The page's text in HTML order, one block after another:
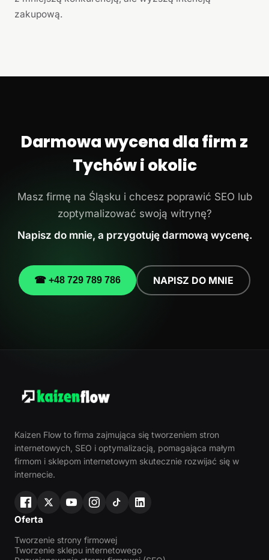
zakupową.
Darmowa wycena dla firm z
Tychów i okolic
Masz firmę na Śląsku i chcesz poprawić SEO lub
zoptymalizować swoją witrynę?
Napisz do mnie, a przygotuję darmową wycenę.
☎ +48 729 789 786 NAPISZ DO MNIE
Kaizen Flow to firma zajmująca się tworzeniem stron
internetowych, SEO i optymalizacją, pomagająca małym
firmom i sklepom internetowym skutecznie rozwijać się w
internecie.
Oferta
Tworzenie strony firmowej
Tworzenie sklepu internetowego